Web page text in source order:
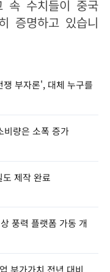
속 수치들이 중국
증명하고 있습니
부자론', 대체 누구를
비량은 소폭 증가
제작 완료
풍력 플랫폼 가동 개
부가가치 전년 대비